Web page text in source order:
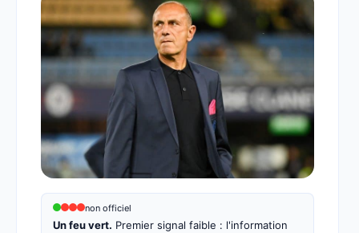
non officiel
Un feu vert. Premier signal faible : l'information